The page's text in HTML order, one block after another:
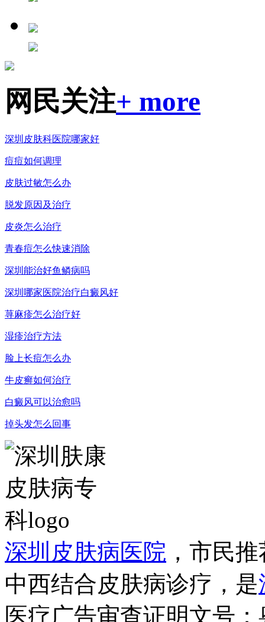
网民关注+ more
深圳皮肤科医院哪家好
痘痘如何调理
皮肤过敏怎么办
脱发原因及治疗
皮炎怎么治疗
青春痘怎么快速消除
深圳能治好鱼鳞病吗
深圳哪家医院治疗白癜风好
荨麻疹怎么治疗好
湿疹治疗方法
脸上长痘怎么办
牛皮癣如何治疗
白癜风可以治愈吗
掉头发怎么回事
深圳皮肤病医院 ，市民
中西结合皮肤病诊疗，是
医疗广告审查证明文号